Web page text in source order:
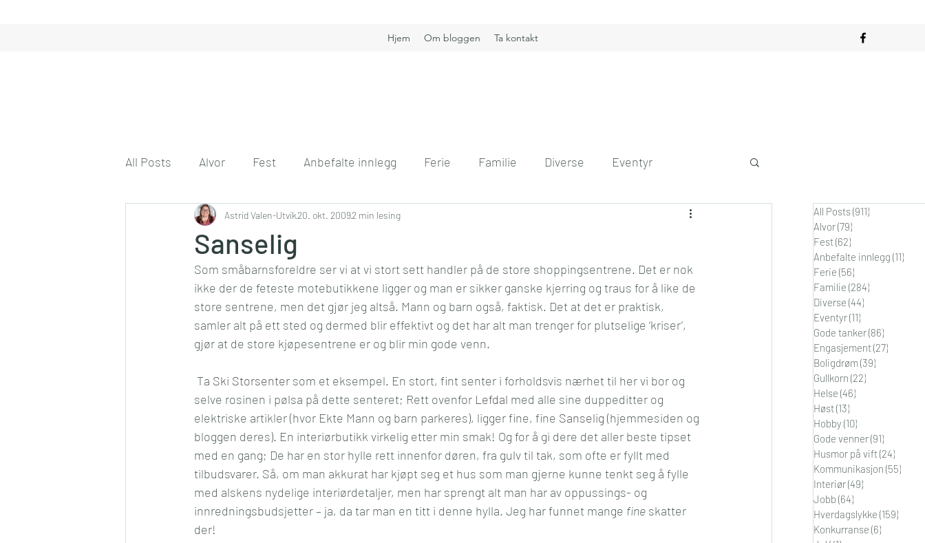
Hjem Om bloggen Ta kontakt
All Posts Alvor Fest Anbefalte innlegg Ferie Familie Diverse Eventyr
Gode tanker Engasjement Boligdrøm
Gode venner Husmor på vift Kommunikasjon Interiør Jobb Hverdagslykke
Konkurranse Jul Mål og mening Kultur Media Reise Økonomi Orden
Romantikk Samfunn
Sanselig
Astrid Valen-Utvik20. okt. 20092 min lesing
Som småbarnsforeldre ser vi at vi stort sett handler på de store shoppingsentrene. Det er nok
ikke der de feteste motebutikkene ligger og man er sikker ganske kjerring og traus for å like de
store sentrene, men det gjør jeg altså. Mann og barn også, faktisk. Det at det er praktisk,
samler alt på ett sted og dermed blir effektivt og det har alt man trenger for plutselige ‘kriser’,
gjør at de store kjøpesentrene er og blir min gode venn.
Ta Ski Storsenter som et eksempel. En stort, fint senter i forholdsvis nærhet til her vi bor og
selve rosinen i pølsa på dette senteret; Rett ovenfor Lefdal med alle sine duppeditter og
elektriske artikler (hvor Ekte Mann og barn parkeres), ligger fine, fine Sanselig (hjemmesiden og
bloggen deres). En interiørbutikk virkelig etter min smak! Og for å gi dere det aller beste tipset
med en gang; De har en stor hylle rett innenfor døren, fra gulv til tak, som ofte er fyllt med
tilbudsvarer. Så, om man akkurat har kjøpt seg et hus som man gjerne kunne tenkt seg å fylle
med alskens nydelige interiørdetaljer, men har sprengt alt man har av oppussings- og
innredningsbudsjetter – ja, da tar man en titt i denne hylla. Jeg har funnet mange fine skatter
der!
All Posts(911)
Alvor(79)
Fest(62)
Anbefalte innlegg (11)
Ferie (56)
Familie (284)
Diverse (44)
Eventyr(11)
Gode tanker(86)
Engasjement(27)
Boligdrøm(39)
Gullkorn (22)
Helse (46)
Høst(13)
Hobby (10)
Gode venner(91)
Husmor på vift(24)
Kommunikasjon (55)
Interiør(49)
Jobb (64)
Hverdagslykke (159)
Konkurranse (6)